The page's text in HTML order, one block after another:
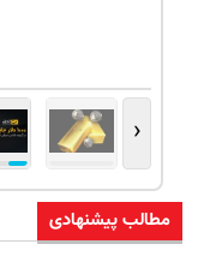
‹
مطالب پیشنهادی